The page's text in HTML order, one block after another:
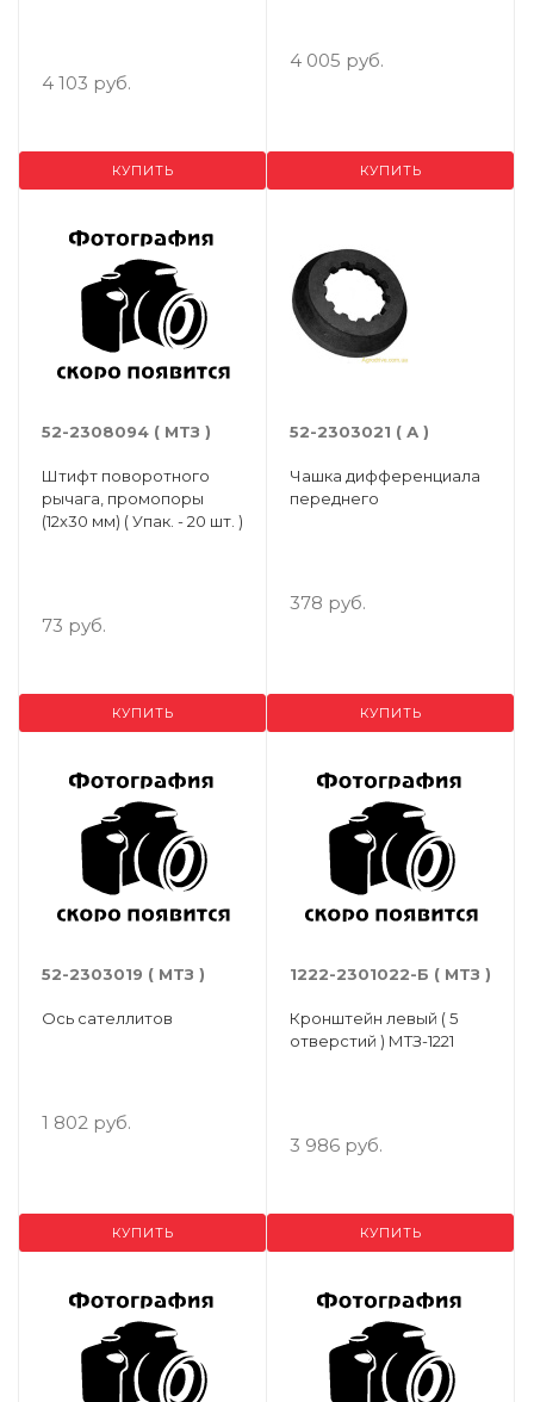
4 103 руб.
КУПИТЬ
4 005 руб.
КУПИТЬ
52-2308094 ( МТЗ )
Штифт поворотного
рычага, промопоры
(12х30 мм) ( Упак. - 20 шт. )
73 руб.
КУПИТЬ
52-2303021 ( А )
Чашка дифференциала
переднего
378 руб.
КУПИТЬ
52-2303019 ( МТЗ )
Ось сателлитов
1 802 руб.
КУПИТЬ
1222-2301022-Б ( МТЗ )
Кронштейн левый ( 5
отверстий ) МТЗ-1221
3 986 руб.
КУПИТЬ